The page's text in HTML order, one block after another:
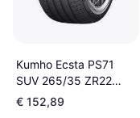
Kumho Ecsta PS71
SUV 265/35 ZR22
102Y XL
€ 152,89